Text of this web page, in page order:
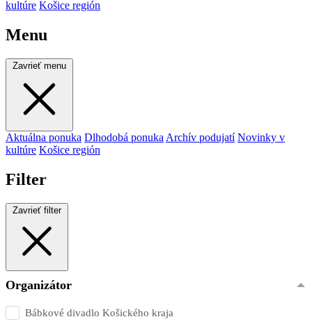
kultúre Košice región
Menu
Zavrieť menu
Aktuálna ponuka Dlhodobá ponuka Archív podujatí Novinky v
kultúre Košice región
Filter
Zavrieť filter
Organizátor
Bábkové divadlo Košického kraja